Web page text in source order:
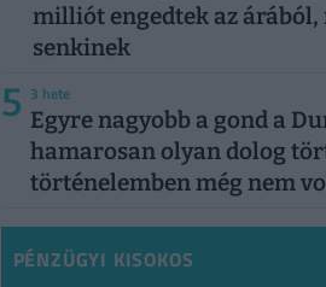
milliót engedtek az árából,
senkinek
5 3 hete
Egyre nagyobb a gond a
hamarosan olyan dolog
történelemben még nem
PÉNZÜGYI KISOKOS